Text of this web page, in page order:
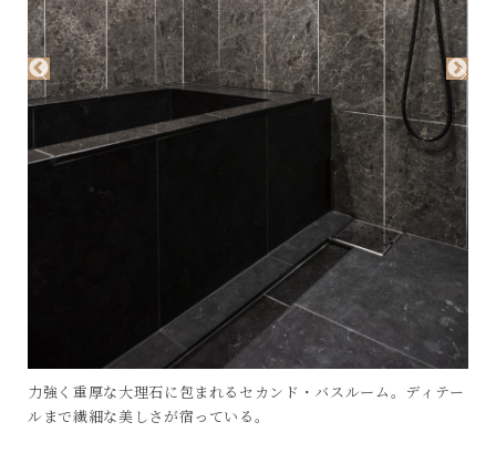
力強く重厚な大理石に包まれるセカンド・バスルーム。ディテー
ルまで繊細な美しさが宿っている。